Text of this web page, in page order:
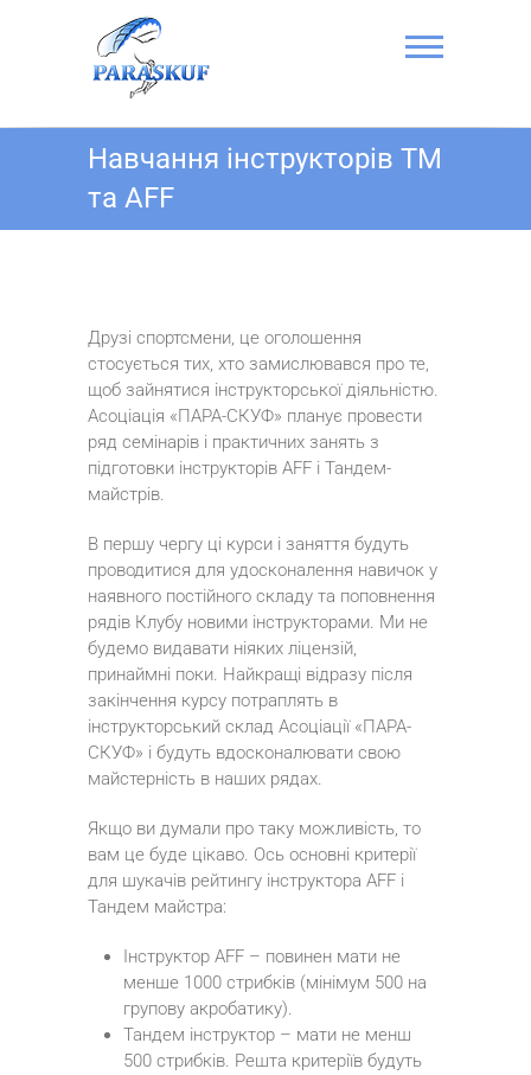
Стрибок з
парашутом в
Навчання інструкторів TM
та AFF
Друзі спортсмени, це оголошення
стосується тих, хто замислювався про те,
щоб зайнятися інструкторської діяльністю.
Асоціація «ПАРА-СКУФ» планує провести
ряд семінарів і практичних занять з
підготовки інструкторів AFF і Тандем-
майстрів.
В першу чергу ці курси і заняття будуть
проводитися для удосконалення навичок у
наявного постійного складу та поповнення
рядів Клубу новими інструкторами. Ми не
будемо видавати ніяких ліцензій,
принаймні поки. Найкращі відразу після
закінчення курсу потраплять в
інструкторський склад Асоціації «ПАРА-
СКУФ» і будуть вдосконалювати свою
майстерність в наших рядах.
Якщо ви думали про таку можливість, то
вам це буде цікаво. Ось основні критерії
для шукачів рейтингу інструктора AFF і
Тандем майстра:
Інструктор AFF – повинен мати не
менше 1000 стрибків (мінімум 500 на
групову акробатику).
Тандем інструктор – мати не менш
500 стрибків. Решта критеріїв будуть